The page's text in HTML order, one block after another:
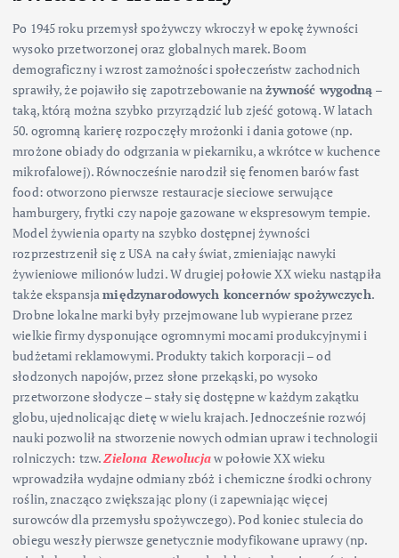
Po 1945 roku przemysł spożywczy wkroczył w epokę żywności
wysoko przetworzonej oraz globalnych marek. Boom
demograficzny i wzrost zamożności społeczeństw zachodnich
sprawiły, że pojawiło się zapotrzebowanie nażywność wygodną –
taką, którą można szybko przyrządzić lub zjeść gotową. W latach
50. ogromną karierę rozpoczęły mrożonki i dania gotowe (np.
mrożone obiady do odgrzania w piekarniku, a wkrótce w kuchence
mikrofalowej). Równocześnie narodził się fenomen barów fast
food: otworzono pierwsze restauracje sieciowe serwujące
hamburgery, frytki czy napoje gazowane w ekspresowym tempie.
Model żywienia oparty na szybko dostępnej żywności
rozprzestrzenił się z USA na cały świat, zmieniając nawyki
żywieniowe milionów ludzi. W drugiej połowie XX wieku nastąpiła
także ekspansjamiędzynarodowych koncernów spożywczych.
Drobne lokalne marki były przejmowane lub wypierane przez
wielkie firmy dysponujące ogromnymi mocami produkcyjnymi i
budżetami reklamowymi. Produkty takich korporacji – od
słodzonych napojów, przez słone przekąski, po wysoko
przetworzone słodycze – stały się dostępne w każdym zakątku
globu, ujednolicając dietę w wielu krajach. Jednocześnie rozwój
nauki pozwolił na stworzenie nowych odmian upraw i technologii
rolniczych: tzw.Zielona Rewolucjaw połowie XX wieku
wprowadziła wydajne odmiany zbóż i chemiczne środki ochrony
roślin, znacząco zwiększając plony (i zapewniając więcej
surowców dla przemysłu spożywczego). Pod koniec stulecia do
obiegu weszły pierwsze genetycznie modyfikowane uprawy (np.